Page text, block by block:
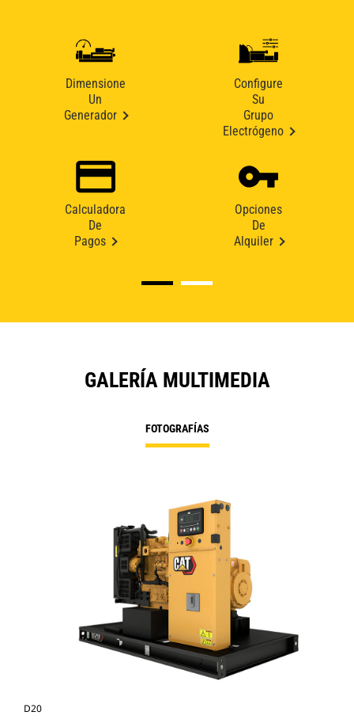
Dimensione
Un
Generador
Configure
Su
Grupo
Electrógeno
Calculadora
De
Pagos
Opciones
De
Alquiler
GALERÍA MULTIMEDIA
FOTOGRAFÍAS
D20